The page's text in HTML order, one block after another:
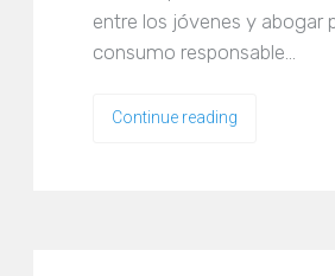
entre los jóvenes y abogar
consumo responsable…
Continue reading